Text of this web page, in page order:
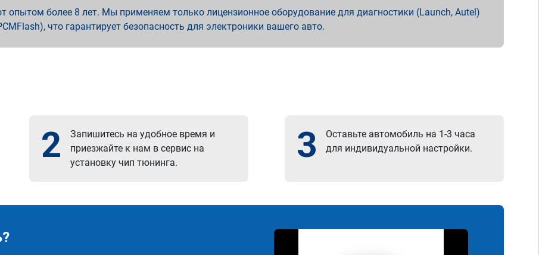
более 8 лет. Мы применяем только лицензионное оборудование для диагностики (Launch, Autel)
что гарантирует безопасность для электроники вашего авто.
2
Запишитесь на удобное время и
приезжайте к нам в сервис на
установку чип тюнинга.
3
Оставьте автомобиль на 1-3 часа
для индивидуальной настройки.